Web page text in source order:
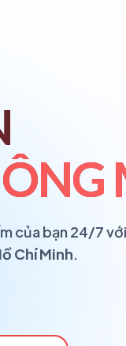
của bạn 24/7
Chí Minh.